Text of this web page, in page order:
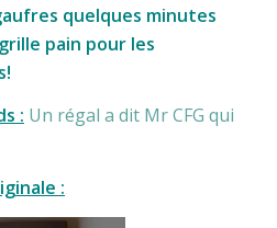
quelques minutes
pain pour les
: Un régal a dit Mr CFG qui
: